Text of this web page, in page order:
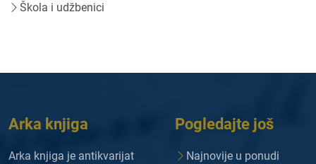
Škola i udžbenici
Arka knjiga
Arka knjiga je antikvarijat
Pogledajte još
Najnovije u ponudi